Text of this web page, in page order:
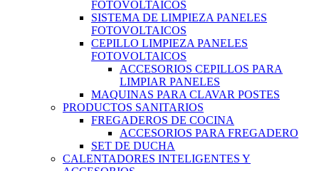
FOTOVOLTAICOS
SISTEMA DE LIMPIEZA PANELES
FOTOVOLTAICOS
CEPILLO LIMPIEZA PANELES
FOTOVOLTAICOS
ACCESORIOS CEPILLOS PARA
LIMPIAR PANELES
MAQUINAS PARA CLAVAR POSTES
PRODUCTOS SANITARIOS
FREGADEROS DE COCINA
ACCESORIOS PARA FREGADERO
SET DE DUCHA
CALENTADORES INTELIGENTES Y